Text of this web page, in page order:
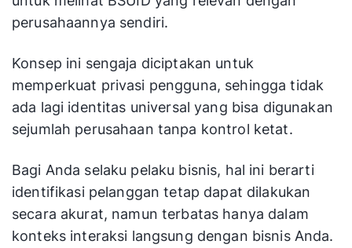
perusahaannya sendiri.
Konsep ini sengaja diciptakan untuk
memperkuat privasi pengguna, sehingga tidak
ada lagi identitas universal yang bisa digunakan
sejumlah perusahaan tanpa kontrol ketat.
Bagi Anda selaku pelaku bisnis, hal ini berarti
identifikasi pelanggan tetap dapat dilakukan
secara akurat, namun terbatas hanya dalam
konteks interaksi langsung dengan bisnis Anda.